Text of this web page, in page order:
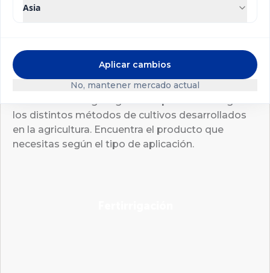
Asia
No, mantener mercado actual
Aplicar cambios
Nutricionales
Ofrecemos una gran gama de productos según
los distintos métodos de cultivos desarrollados
en la agricultura. Encuentra el producto que
necesitas según el tipo de aplicación.